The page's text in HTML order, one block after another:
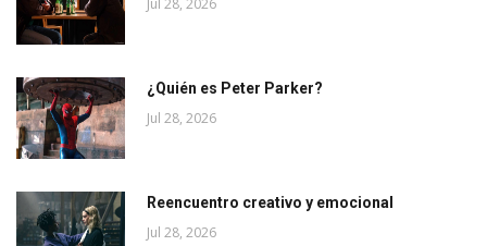
Jul 28, 2026
¿Quién es Peter Parker?
Jul 28, 2026
Reencuentro creativo y emocional
Jul 28, 2026